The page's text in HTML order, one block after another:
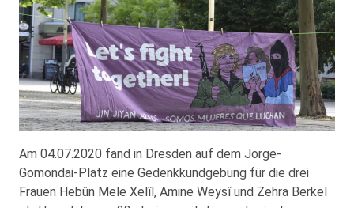
Am 04.07.2020 fand in Dresden auf dem Jorge-
Gomondai-Platz eine Gedenkkundgebung für die drei
Frauen Hebûn Mele Xelîl, Amine Weysî und Zehra Berkel